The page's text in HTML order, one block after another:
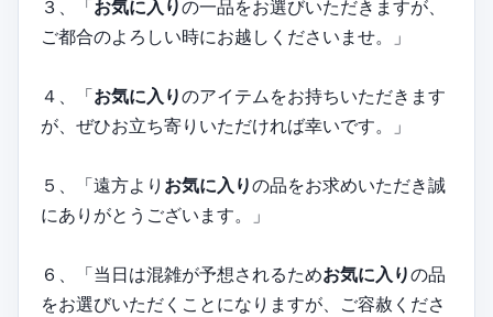
３、「お気に入りの一品をお選びいただきますが、
ご都合のよろしい時にお越しくださいませ。」
４、「お気に入りのアイテムをお持ちいただきます
が、ぜひお立ち寄りいただければ幸いです。」
５、「遠方より お気に入りの品をお求めいただき誠
にありがとうございます。」
６、「当日は混雑が予想されるためお気に入りの品
をお選びいただくことになりますが、ご容赦くださ